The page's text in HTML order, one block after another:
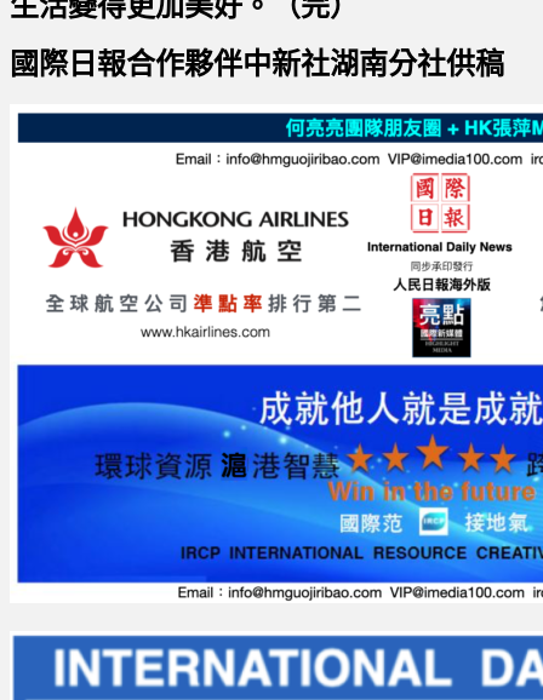
國際日報合作夥伴中新社湖南分社供稿